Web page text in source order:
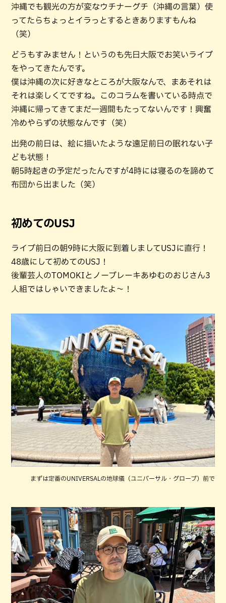
沖縄でも観光の方が変なウチナーグチ（沖縄の言葉）使
ってたらちょっとイラっとするときありますもんね
（笑）
どうもすみません！というのも先日大阪でお笑いライブ
をやってきたんです。
僕は沖縄の次に好きなところが大阪なんで、まあそれは
それは楽しくてですね。このコラムを書いている時点で
沖縄に帰ってきてまだ一週間もたってないんです！興奮
冷めやらずの状態なんです（笑）
出発の前日は、絵に描いたような遠足前日の眠れない子
ども状態！
朝5時起きの予定だったんですが4時には寝るのを諦めて
布団から出ました（笑）
初めてのUSJ
ライブ前日の朝9時に大阪に到着しましてUSJに直行！
48歳にして初めてのUSJ！
後輩芸人のTOMOKIとノーブレーキあゆむのおじさん3
人組ではしゃいできましたよ〜！
まずは定番のUNIVERSALの地球儀（ユニバーサル・グローブ）前で